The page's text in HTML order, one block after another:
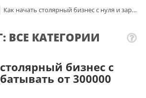
Как начать столярный бизнес с нуля и зарабатывать от 300000 рублей
бизнес с
от 300000
ВСЕ КАТЕГОРИИ